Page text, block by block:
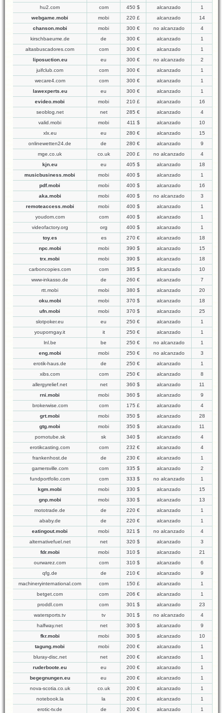
hu2.com
com 450 $ alcanzado
1
webgame.mobi
mobi 220 £ alcanzado
14
chanson.mobi
mobi 300 € no alcanzado
4
kirschbaeume.de
de 300 € alcanzado
1
altasbuscadores.com
com 300 € alcanzado
1
liposuction.eu
eu 300 € no alcanzado
2
juifclub.com
com 300 € alcanzado
1
wecare4.com
com 300 € alcanzado
1
lawexperts.eu
eu 300 € alcanzado
1
evideo.mobi
mobi 210 £ alcanzado
16
seoblog.net
net 285 € alcanzado
4
valid.mobi
mobi 411 $ alcanzado
10
xlx.eu
eu 280 € alcanzado
15
onlinewetten24.de
de 280 € alcanzado
9
mge.co.uk
co.uk 200 £ no alcanzado
4
kjn.eu
eu 405 $ alcanzado
18
musicbusiness.mobi
mobi 400 $ alcanzado
1
pdf.mobi
mobi 400 $ alcanzado
16
aka.mobi
mobi 400 $ no alcanzado
3
remoteaccess.mobi
mobi 400 $ alcanzado
1
youdom.com
com 400 $ alcanzado
1
videofactory.org
org 400 $ alcanzado
1
toy.es
es 270 € alcanzado
18
npc.mobi
mobi 390 $ alcanzado
15
trx.mobi
mobi 390 $ alcanzado
18
carboncopies.com
com 385 $ alcanzado
10
www-inkasso.de
de 260 € alcanzado
7
rtt.mobi
mobi 380 $ alcanzado
20
oku.mobi
mobi 370 $ alcanzado
18
ufn.mobi
mobi 370 $ alcanzado
25
slotpoker.eu
eu 250 € alcanzado
1
youporngay.it
it 250 € alcanzado
1
lnl.be
be 250 € no alcanzado
1
eng.mobi
mobi 250 € no alcanzado
3
erotik-haus.de
de 250 € alcanzado
1
xibs.com
com 250 € alcanzado
8
allergyrelief.net
net 360 $ alcanzado
11
rni.mobi
mobi 360 $ alcanzado
9
brokerwise.com
com 175 £ alcanzado
4
grt.mobi
mobi 350 $ alcanzado
28
gtg.mobi
mobi 350 $ alcanzado
11
pornotube.sk
sk 340 $ alcanzado
4
erotikcasting.com
com 232 € alcanzado
4
frankenhost.de
de 230 € alcanzado
1
gamersville.com
com 335 $ alcanzado
2
fundportfolio.com
com 333 $ no alcanzado
1
kgm.mobi
mobi 330 $ alcanzado
15
gnp.mobi
mobi 330 $ alcanzado
13
mototrade.de
de 220 € alcanzado
1
ababy.de
de 220 € alcanzado
1
eatingout.mobi
mobi 321 $ no alcanzado
4
alternativefuel.net
net 320 $ alcanzado
3
fdr.mobi
mobi 310 $ alcanzado
21
ourwarez.com
com 310 $ alcanzado
6
qfg.de
de 210 € alcanzado
9
machineryinternational.com
com 150 £ alcanzado
1
betget.com
com 206 € alcanzado
1
proddl.com
com 301 $ alcanzado
23
watersports.tv
tv 301 $ no alcanzado
4
halfway.net
net 300 $ alcanzado
9
fkr.mobi
mobi 300 $ alcanzado
10
tagung.mobi
mobi 200 € alcanzado
1
bluray-disc.net
net 200 € alcanzado
1
ruderboote.eu
eu 200 € alcanzado
1
begegnungen.eu
eu 200 € alcanzado
1
nova-scotia.co.uk
co.uk 200 € alcanzado
1
notebook.la
la 200 € alcanzado
1
erotic-tv.de
de 200 € alcanzado
1